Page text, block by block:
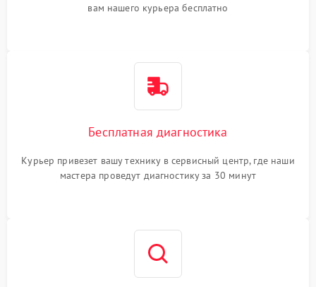
вам нашего курьера бесплатно
Бесплатная диагностика
Курьер привезет вашу технику в сервисный центр, где наши
мастера проведут диагностику за 30 минут